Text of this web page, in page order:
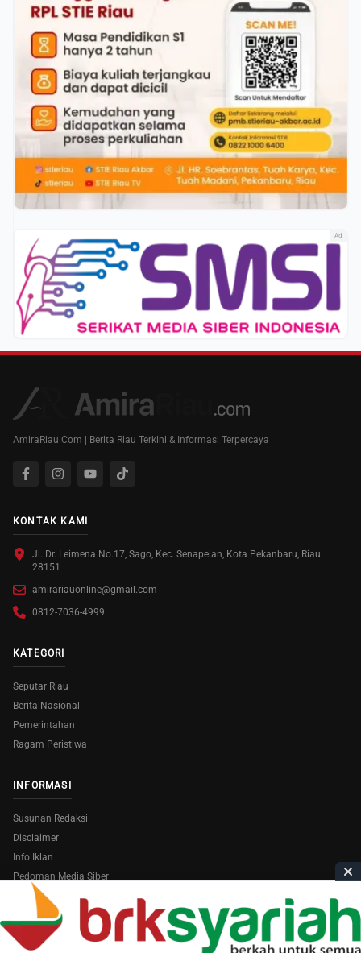
Ad
AmiraRiau.Com | Berita Riau Terkini & Informasi Terpercaya
KONTAK KAMI
Jl. Dr. Leimena No.17, Sago, Kec. Senapelan, Kota Pekanbaru, Riau
28151
amirariauonline@gmail.com
0812-7036-4999
KATEGORI
Seputar Riau
Berita Nasional
Pemerintahan
Ragam Peristiwa
INFORMASI
Susunan Redaksi
Disclaimer
Info Iklan
Pedoman Media Siber
Copyright © 2026 AmiraRiau.com . All Rights Reserved.